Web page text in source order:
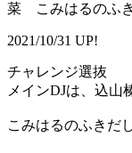
菜 こみはるのふき
2021/10/31 UP!
チャレンジ選抜
メインDJは、込山
こみはるのふきだ